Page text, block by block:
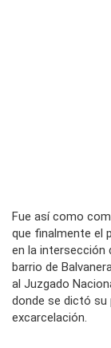
Fue así como
que finalmente el
en la intersección
barrio de
al Juzgado
donde se dictó su
excarcelación.